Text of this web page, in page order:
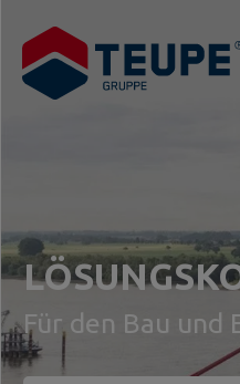
Für den Bau und